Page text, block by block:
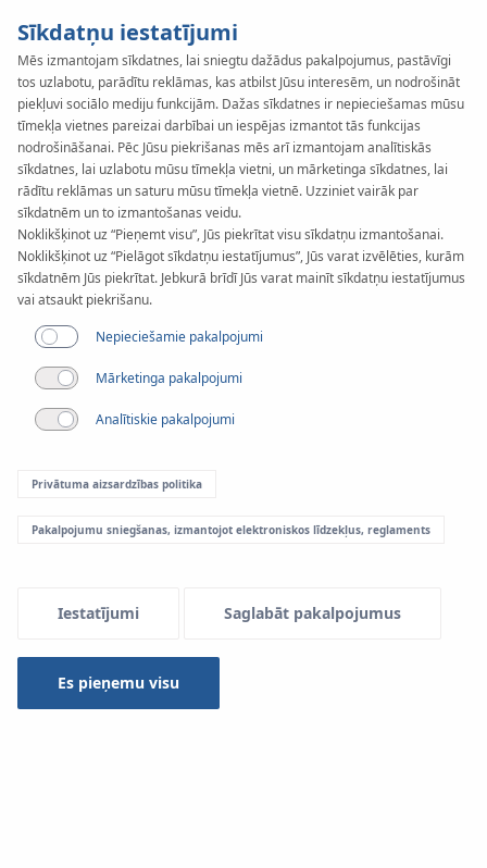
SYSTEMKAN-therm
TBS
Uzstādīšana
izmantojot sistēmuKAN-therm TBS
Sīkdatņu iestatījumi
Mēs izmantojam sīkdatnes, lai sniegtu dažādus pakalpojumus, pastāvīgi
tos uzlabotu, parādītu reklāmas, kas atbilst Jūsu interesēm, un nodrošināt
piekļuvi sociālo mediju funkcijām. Dažas sīkdatnes ir nepieciešamas mūsu
tīmekļa vietnes pareizai darbībai un iespējas izmantot tās funkcijas
nodrošināšanai. Pēc Jūsu piekrišanas mēs arī izmantojam analītiskās
sīkdatnes, lai uzlabotu mūsu tīmekļa vietni, un mārketinga sīkdatnes, lai
rādītu reklāmas un saturu mūsu tīmekļa vietnē. Uzziniet vairāk par
sīkdatnēm un to izmantošanas veidu.
Noklikšķinot uz “Pieņemt visu”, Jūs piekrītat visu sīkdatņu izmantošanai.
Noklikšķinot uz “Pielāgot sīkdatņu iestatījumus”, Jūs varat izvēlēties, kurām
sīkdatnēm Jūs piekrītat. Jebkurā brīdī Jūs varat mainīt sīkdatņu iestatījumus
vai atsaukt piekrišanu.
Nepieciešamie pakalpojumi
Mārketinga pakalpojumi
Analītiskie pakalpojumi
Privātuma aizsardzības politika
Pakalpojumu sniegšanas, izmantojot elektroniskos līdzekļus, reglaments
Iestatījumi Saglabāt pakalpojumus
Es pieņemu visu